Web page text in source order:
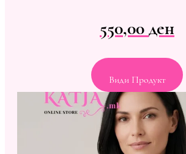
550,00ден
Види Продукт